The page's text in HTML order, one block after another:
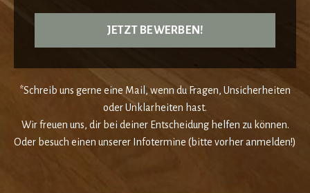
JETZT BEWERBEN!
*Schreib uns gerne eine Mail, wenn du Fragen, Unsicherheiten
oder Unklarheiten hast.
Wir freuen uns, dir bei deiner Entscheidung helfen zu können.
Oder besuch einen unserer Infotermine (bitte vorher anmelden!)